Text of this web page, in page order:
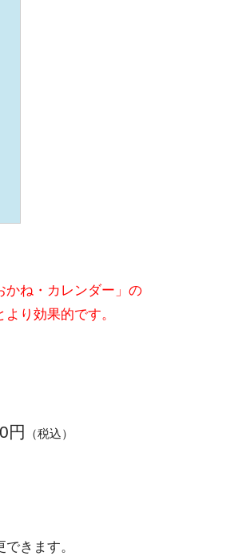
かね・カレンダー」の
り効果的です。
円
（税込）
きます。